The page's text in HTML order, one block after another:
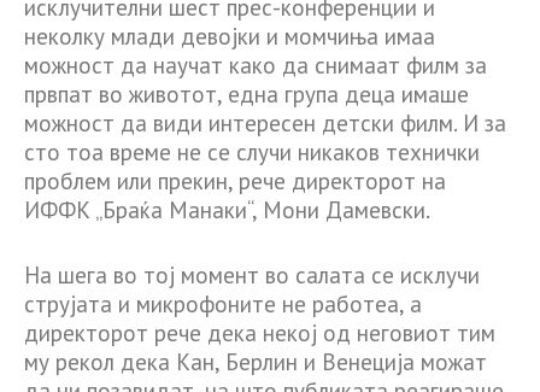
исклучителни шест прес-конференции и
неколку млади девојки и момчиња имаа
можност да научат како да снимаат филм за
првпат во животот, една група деца имаше
можност да види интересен детски филм. И за
сто тоа време не се случи никаков технички
проблем или прекин, рече директорот на
ИФФК „Браќа Манаки“, Мони Дамевски.
На шега во тој момент во салата се исклучи
струјата и микрофоните не работеа, а
директорот рече дека некој од неговиот тим
му рекол дека Кан, Берлин и Венеција можат